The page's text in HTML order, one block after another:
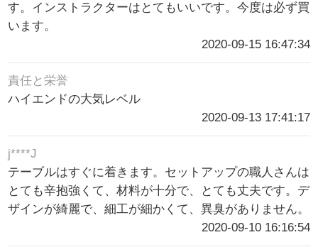
す。インストラクターはとてもいいです。今度は必ず買
います。
2020-09-15 16:47:34
責任と栄誉
ハイエンドの大気レベル
2020-09-13 17:41:17
j****J
テーブルはすぐに着きます。セットアップの職人さんは
とても辛抱強くて、材料が十分で、とても丈夫です。デ
ザインが綺麗で、細工が細かくて、異臭がありません。
2020-09-10 16:16:54